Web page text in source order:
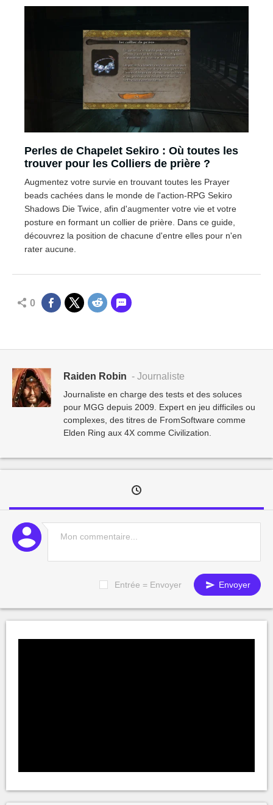
Perles de Chapelet Sekiro : Où toutes les
trouver pour les Colliers de prière ?
Augmentez votre survie en trouvant toutes les Prayer
beads cachées dans le monde de l'action-RPG Sekiro
Shadows Die Twice, afin d'augmenter votre vie et votre
posture en formant un collier de prière. Dans ce guide,
découvrez la position de chacune d'entre elles pour n'en
rater aucune.
0
Raiden Robin - Journaliste
Journaliste en charge des tests et des soluces
pour MGG depuis 2009. Expert en jeu difficiles ou
complexes, des titres de FromSoftware comme
Elden Ring aux 4X comme Civilization.
Entrée = Envoyer Envoyer